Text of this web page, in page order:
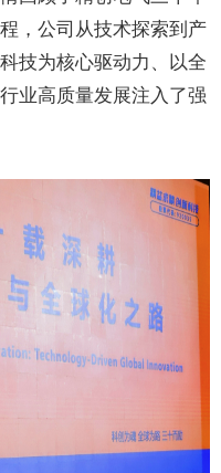
，公司从技术探索到产
技为核心驱动力、以全
业高质量发展注入了强